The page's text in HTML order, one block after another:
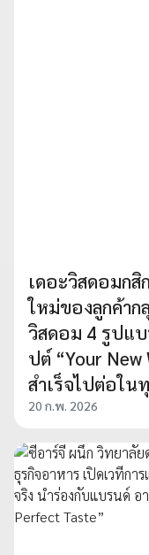
เดอะวิสดอมก
ใหม่ของลูกค้าก
วิสดอม 4 รูปแ
ปต์ “Your New
สำเร็จไปต่อใน
20 ก.พ. 2026